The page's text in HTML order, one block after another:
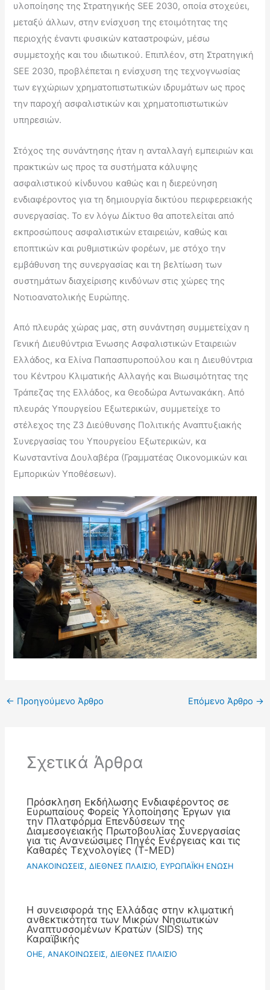
υλοποίησης της Στρατηγικής SEE 2030, οποία στοχεύει,
μεταξύ άλλων, στην ενίσχυση της ετοιμότητας της
περιοχής έναντι φυσικών καταστροφών, μέσω
συμμετοχής και του ιδιωτικού. Επιπλέον, στη Στρατηγική
SEE 2030, προβλέπεται η ενίσχυση της τεχνογνωσίας
των εγχώριων χρηματοπιστωτικών ιδρυμάτων ως προς
την παροχή ασφαλιστικών και χρηματοπιστωτικών
υπηρεσιών.
Στόχος της συνάντησης ήταν η ανταλλαγή εμπειριών και
πρακτικών ως προς τα συστήματα κάλυψης
ασφαλιστικού κίνδυνου καθώς και η διερεύνηση
ενδιαφέροντος για τη δημιουργία δικτύου περιφερειακής
συνεργασίας. Το εν λόγω Δίκτυο θα αποτελείται από
εκπροσώπους ασφαλιστικών εταιρειών, καθώς και
εποπτικών και ρυθμιστικών φορέων, με στόχο την
εμβάθυνση της συνεργασίας και τη βελτίωση των
συστημάτων διαχείρισης κινδύνων στις χώρες της
Νοτιοανατολικής Ευρώπης.
Από πλευράς χώρας μας, στη συνάντηση συμμετείχαν η
Γενική Διευθύντρια Ένωσης Ασφαλιστικών Εταιρειών
Ελλάδος, κα Ελίνα Παπασπυροπούλου και η Διευθύντρια
του Κέντρου Κλιματικής Αλλαγής και Βιωσιμότητας της
Τράπεζας της Ελλάδος, κα Θεοδώρα Αντωνακάκη. Από
πλευράς Υπουργείου Εξωτερικών, συμμετείχε το
στέλεχος της Ζ3 Διεύθυνσης Πολιτικής Αναπτυξιακής
Συνεργασίας του Υπουργείου Εξωτερικών, κα
Κωνσταντίνα Δουλαβέρα (Γραμματέας Οικονομικών και
Εμπορικών Υποθέσεων).
← Προηγούμενο Άρθρο Επόμενο Άρθρο →
Σχετικά Άρθρα
Πρόσκληση Εκδήλωσης Ενδιαφέροντος σε
Ευρωπαίους Φορείς Υλοποίησης Έργων για
την Πλατφόρμα Επενδύσεων της
Διαμεσογειακής Πρωτοβουλίας Συνεργασίας
για τις Ανανεώσιμες Πηγές Ενέργειας και τις
Καθαρές Τεχνολογίες (T-MED)
ΑΝΑΚΟΙΝΩΣΕΙΣ,ΔΙΕΘΝΕΣ ΠΛΑΙΣΙΟ, ΕΥΡΩΠΑΪΚΗ ΕΝΩΣΗ
Η συνεισφορά της Ελλάδας στην κλιματική
ανθεκτικότητα των Μικρών Νησιωτικών
Αναπτυσσομένων Κρατών (SIDS) της
Καραϊβικής
OHE,ΑΝΑΚΟΙΝΩΣΕΙΣ,ΔΙΕΘΝΕΣ ΠΛΑΙΣΙΟ